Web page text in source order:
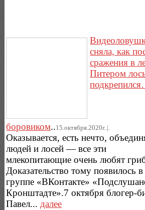
сняла, как
сражения в
Питером
боровиком..15.октября.2020г..|.
Оказывается, есть нечто,
людей и лосей — все эти
млекопитающие очень любят
Доказательство тому появилось в
группе «ВКонтакте»
Кронштадте».7 октября блогер-
Павел... далее